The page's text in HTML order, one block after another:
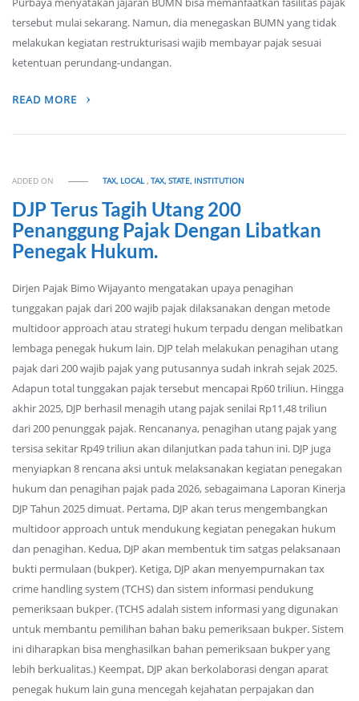
tersebut mulai sekarang. Namun, dia menegaskan BUMN yang tidak
melakukan kegiatan restrukturisasi wajib membayar pajak sesuai
ketentuan perundang-undangan.
READ MORE
ADDED ON TAX, LOCAL,TAX, STATE, INSTITUTION
DJP Terus Tagih Utang 200
Penanggung Pajak Dengan Libatkan
Penegak Hukum.
Dirjen Pajak Bimo Wijayanto mengatakan upaya penagihan
tunggakan pajak dari 200 wajib pajak dilaksanakan dengan metode
multidoor approach atau strategi hukum terpadu dengan melibatkan
lembaga penegak hukum lain. DJP telah melakukan penagihan utang
pajak dari 200 wajib pajak yang putusannya sudah inkrah sejak 2025.
Adapun total tunggakan pajak tersebut mencapai Rp60 triliun. Hingga
akhir 2025, DJP berhasil menagih utang pajak senilai Rp11,48 triliun
dari 200 penunggak pajak. Rencananya, penagihan utang pajak yang
tersisa sekitar Rp49 triliun akan dilanjutkan pada tahun ini. DJP juga
menyiapkan 8 rencana aksi untuk melaksanakan kegiatan penegakan
hukum dan penagihan pajak pada 2026, sebagaimana Laporan Kinerja
DJP Tahun 2025 dimuat. Pertama, DJP akan terus mengembangkan
multidoor approach untuk mendukung kegiatan penegakan hukum
dan penagihan. Kedua, DJP akan membentuk tim satgas pelaksanaan
bukti permulaan (bukper). Ketiga, DJP akan menyempurnakan tax
crime handling system (TCHS) dan sistem informasi pendukung
pemeriksaan bukper. (TCHS adalah sistem informasi yang digunakan
untuk membantu pemilihan bahan baku pemeriksaan bukper. Sistem
ini diharapkan bisa menghasilkan bahan pemeriksaan bukper yang
lebih berkualitas.) Keempat, DJP akan berkolaborasi dengan aparat
penegak hukum lain guna mencegah kejahatan perpajakan dan